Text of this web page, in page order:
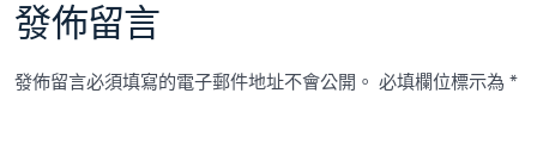
發佈留言
發佈留言必須填寫的電子郵件地址不會公開。 必填欄位標示為*